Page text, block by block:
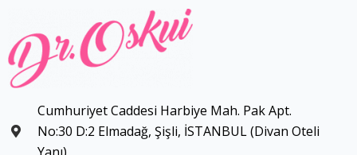
Cumhuriyet Caddesi Harbiye Mah. Pak Apt.
No:30 D:2 Elmadağ, Şişli, İSTANBUL (Divan Oteli